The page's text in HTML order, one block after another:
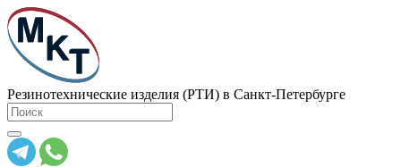
Резинотехнические изделия (РТИ) в Санкт-Петербурге